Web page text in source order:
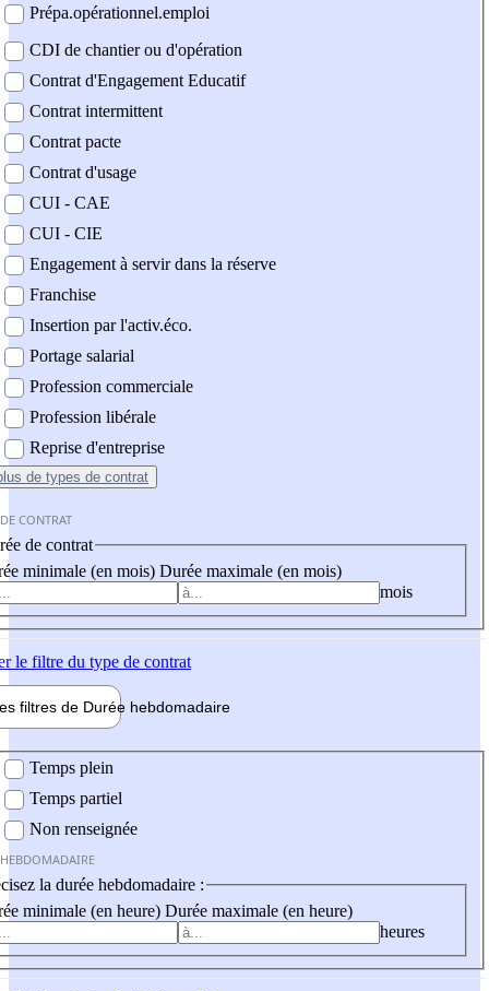
Prépa.opérationnel.emploi
CDI de chantier ou d'opération
Contrat d'Engagement Educatif
Contrat intermittent
Contrat pacte
Contrat d'usage
CUI - CAE
CUI - CIE
Engagement à servir dans la réserve
Franchise
Insertion par l'activ.éco.
Portage salarial
Profession commerciale
Profession libérale
Reprise d'entreprise
de types de contrat
CONTRAT
de contrat
minimale (en mois) Durée maximale (en mois)
mois
le filtre du type de contrat
filtres de Durée hebdomadaire
Temps plein
Temps partiel
Non renseignée
la durée hebdomadaire :
minimale (en heure) Durée maximale (en heure)
heures